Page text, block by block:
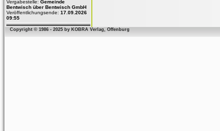
Vergabestelle: Gemeinde
Bentwisch über Bentwisch GmbH
Veröffentlichungsende: 17.09.2026
09:55
Copyright © 1986 - 2025 by KOBRA Verlag, Offenburg